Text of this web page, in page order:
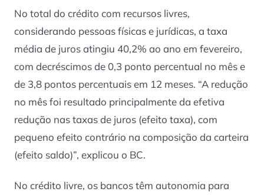
No total do crédito com recursos livres,
considerando pessoas físicas e jurídicas, a taxa
média de juros atingiu 40,2% ao ano em fevereiro,
com decréscimos de 0,3 ponto percentual no mês e
de 3,8 pontos percentuais em 12 meses. “A redução
no mês foi resultado principalmente da efetiva
redução nas taxas de juros (efeito taxa), com
pequeno efeito contrário na composição da carteira
(efeito saldo)”, explicou o BC.
No crédito livre, os bancos têm autonomia para